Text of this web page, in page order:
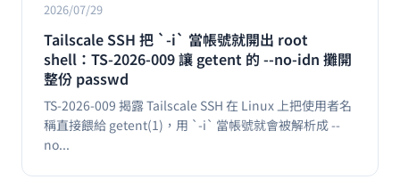
2026/07/29
Tailscale SSH 把 `-i` 當帳號就開出 root
shell：TS-2026-009 讓 getent 的 --no-idn 攤開
整份 passwd
TS-2026-009 揭露 Tailscale SSH 在 Linux 上把使用者名
稱直接餵給 getent(1)，用 `-i` 當帳號就會被解析成 --
no...